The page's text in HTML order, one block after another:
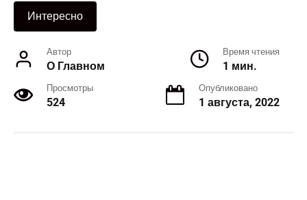
Интересно
Автор
О Главном
Время чтения
1 мин.
Просмотры
524
Опубликовано
1 августа, 2022